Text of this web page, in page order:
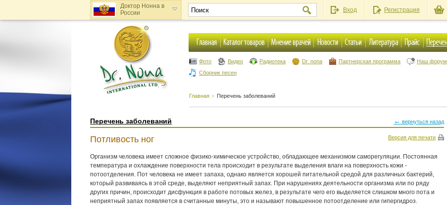
Доктор Нонна в
России
Доктор Нонна в
Украине
Вход Регистрация
Фото Видео Радиотека Dr. nona Партнерская программа Наш форум
Сборник песен
Главная Перечень заболеваний
← вернуться назад
Перечень заболеваний
Потливость ног Версия для печати
Организм человека имеет сложное физико-химическое устройство, обладающее механизмом саморегуляции. Постоянная
температура и охлаждение поверхности тела происходит в результате выделения влаги на поверхность кожи -
потоотделения. Пот человека не имеет запаха, однако является хорошей питательной средой для различных бактерий,
который развиваясь в этой среде, выделяют неприятный запах. При нарушениях деятельности организма или по ряду
других причин, происходит дисфункция в работе потовых желез, в результате чего его выделяется слишком много пота и
неприятный запах появляется в считанные минуты, это и называют повышенное потоотделение или гипергидроз.